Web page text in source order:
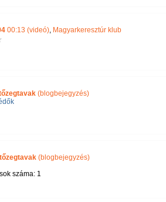
00:13 (videó), Magyarkeresztúr klub
(blogbejegyzés)
(blogbejegyzés)
száma: 1